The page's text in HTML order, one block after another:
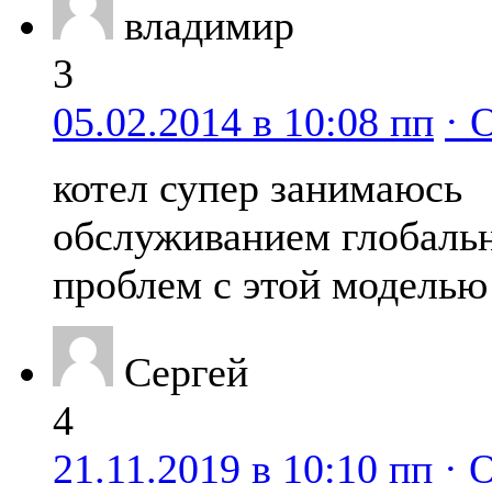
владимир
3
05.02.2014 в 10:08 пп ·
котел супер занимаюсь
обслуживанием
проблем с этой
Сергей
4
21.11.2019 в 10:10 пп ·